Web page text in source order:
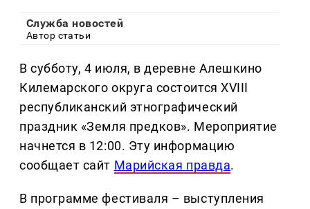
Служба новостей
Автор статьи
В субботу, 4 июля, в деревне Алешкино
Килемарского округа состоится XVIII
республиканский этнографический
праздник «Земля предков». Мероприятие
начнется в 12:00. Эту информацию
сообщает сайт Марийская правда.
В программе фестиваля – выступления